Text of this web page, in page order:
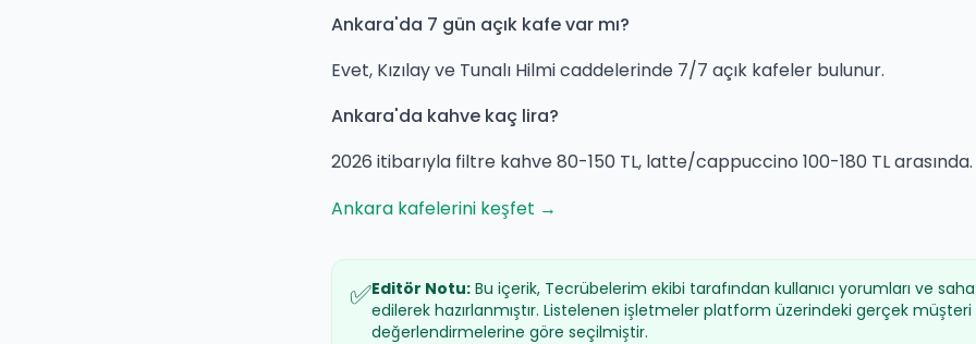
Ankara'da 7 gün açık kafe var mı?
Evet, Kızılay ve Tunalı Hilmi caddelerinde 7/7 açık kafeler bulunur.
Ankara'da kahve kaç lira?
2026 itibarıyla filtre kahve 80-150 TL, latte/cappuccino 100-180 TL arasında.
Ankara kafelerini keşfet →
✅Editör Notu: Bu içerik, Tecrübelerim ekibi tarafından kullanıcı yorumları ve
edilerek hazırlanmıştır. Listelenen işletmeler platform üzerindeki gerçek müşteri
değerlendirmelerine göre seçilmiştir.